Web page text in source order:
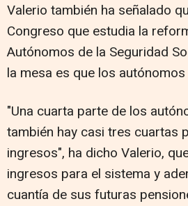
Valerio también ha señalado
Congreso que estudia la
Autónomos de la Seguridad
la mesa es que los
"Una cuarta parte de los
también hay casi tres cuartas
ingresos", ha dicho Valerio,
ingresos para el sistema y
cuantía de sus futuras